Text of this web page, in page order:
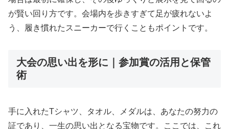
が賢い回り方です。会場内を歩きすぎて足が疲れないよ
う、履き慣れたスニーカーで行くこともポイントです。
大会の思い出を形に｜参加賞の活用と保管
術
手に入れたTシャツ、タオル、メダルは、あなたの努力の
証であり、一生の思い出となる宝物です。ここでは、これ